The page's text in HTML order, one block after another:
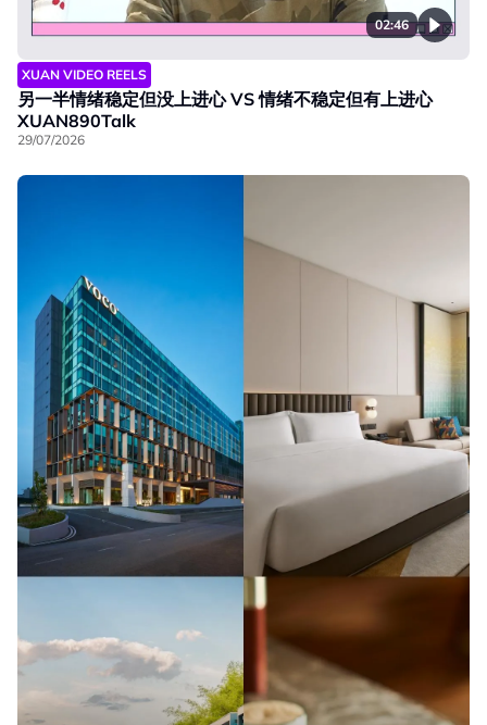
02:46
XUAN VIDEO REELS
另一半情绪稳定但没上进心 VS 情绪不稳定但有上进心
XUAN890Talk
29/07/2026